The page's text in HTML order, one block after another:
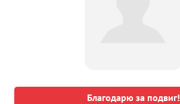
Благодарю за подвиг!